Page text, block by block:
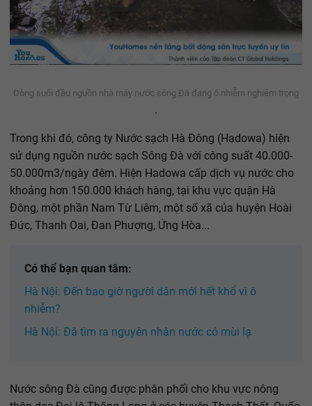
Dòng suối đầu nguồn nhà máy nước sông Đà đang ô nhiễm nghiêm trọng
.
Trong khi đó, công ty Nước sạch Hà Đông (Hadowa) hiện
sử dụng nguồn nước sạch Sông Đà với công suất 40.000-
50.000m3/ngày đêm. Hiện Hadowa cấp dịch vụ nước cho
khoảng hơn 150.000 khách hàng, tại khu vực quận Hà
Đông, một phần Nam Từ Liêm, một số xã của huyện Hoài
Đức, Thanh Oai, Đan Phượng, Ứng Hòa...
Có thể bạn quan tâm:
Hà Nội: Đến bao giờ người dân mới hết khổ vì ô
nhiễm?
Hà Nội: Đã tìm ra nguyên nhân nước có mùi lạ
Nước sông Đà cũng được phân phối cho khu vực nông